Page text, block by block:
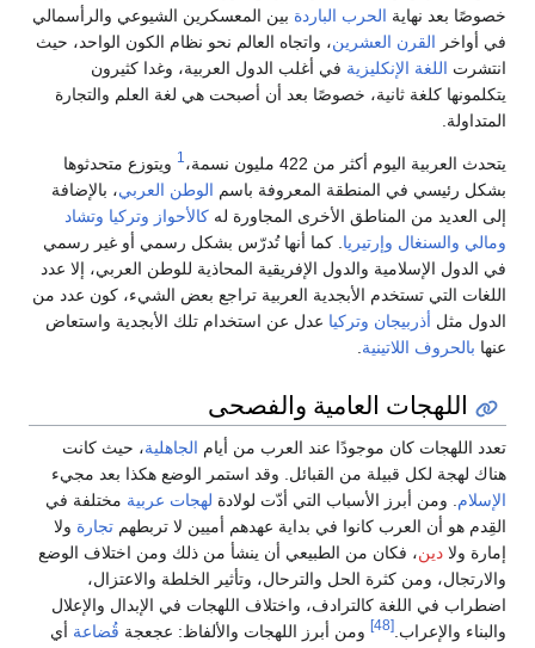
خصوصًا بعد نهاية الحرب الباردة بين المعسكرين الشيوعي والرأسمالي
في أواخر القرن العشرين، واتجاه العالم نحو نظام الكون الواحد، حيث
انتشرت اللغة الإنكليزية في أغلب الدول العربية، وغدا كثيرون
يتكلمونها كلغة ثانية، خصوصًا بعد أن أصبحت هي لغة العلم والتجارة
المتداولة.
يتحدث العربية اليوم أكثر من 422 مليون نسمة، 1 ويتوزع متحدثوها
بشكل رئيسي في المنطقة المعروفة باسم الوطن العربي، بالإضافة
إلى العديد من المناطق الأخرى المجاورة له كالأحواز وتركيا وتشاد
ومالي والسنغال وإرتيريا . كما أنها تُدرّس بشكل رسمي أو غير رسمي
في الدول الإسلامية والدول الإفريقية المحاذية للوطن العربي، إلا عدد
اللغات التي تستخدم الأبجدية العربية تراجع بعض الشيء، كون عدد من
الدول مثل أذربيجان وتركيا عدل عن استخدام تلك الأبجدية واستعاض
عنها بالحروف اللاتينية
اللهجات العامية والفصحى
تعدد اللهجات كان موجودًا عند العرب من أيام الجاهلية، حيث كانت
هناك لهجة لكل قبيلة من القبائل. وقد استمر الوضع هكذا بعد مجيء
الإسلام . ومن أبرز الأسباب التي أدّت لولادة لهجات عربية مختلفة في
القِدم هو أن العرب كانوا في بداية عهدهم أميين لا تربطهم تجارة ولا
إمارة ولا دين، فكان من الطبيعي أن ينشأ من ذلك ومن اختلاف الوضع
والارتجال، ومن كثرة الحل والترحال، وتأثير الخلطة والاعتزال،
اضطراب في اللغة كالترادف، واختلاف اللهجات في الإبدال والإعلال
والبناء والإعراب. [48] ومن أبرز اللهجات والألفاظ: عجعجة قُضاعة أي